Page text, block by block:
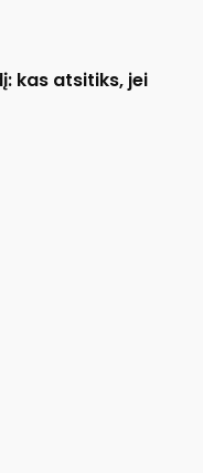
kas atsitiks, jei